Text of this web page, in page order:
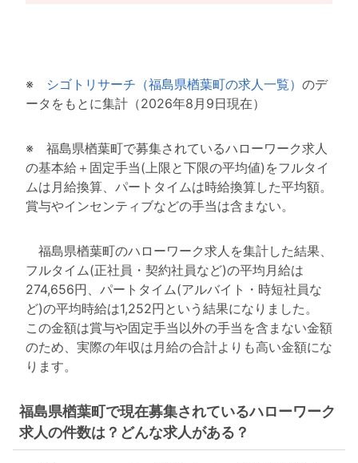
※ シゴトリサーチ（福島県楢葉町の求人一覧） のデ
ータをもとに集計（2026年8月9日現在）
※ 福島県楢葉町で募集されているハローワーク求人
の基本給＋固定手当(上限と下限の平均値)をフルタイ
ムは月給換算、パートタイムは時給換算した平均額。
賞与やインセンティブなどの手当は含まない。
福島県楢葉町のハローワーク求人を集計した結果、
フルタイム(正社員・契約社員など)の平均月給は
274,656円、パートタイム(アルバイト・時短社員な
ど)の平均時給は1,252円という結果になりました。
この金額は賞与や固定手当以外の手当を含まない金額
のため、実際の年収は月給の合計よりも高い金額にな
ります。
福島県楢葉町で現在募集されているハローワーク
求人の件数は？どんな求人がある？